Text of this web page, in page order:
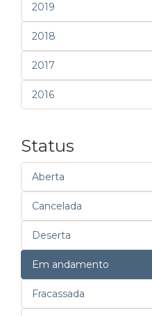
2019
2018
2017
2016
Status
Aberta
Cancelada
Deserta
Em andamento
Fracassada